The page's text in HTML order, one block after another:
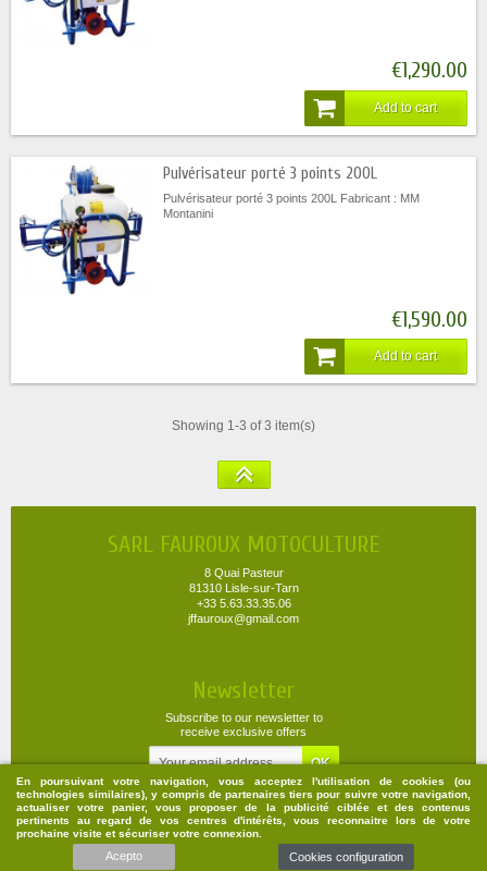
En poursuivant votre navigation, vous acceptez l'utilisation de cookies (ou
technologies similaires), y compris de partenaires tiers pour suivre votre navigation,
actualiser votre panier, vous proposer de la publicité ciblée et des contenus
pertinents au regard de vos centres d'intérêts, vous reconnaitre lors de votre
prochaine visite et sécuriser votre connexion.
Acepto Cookies configuration
€1,290.00
Add to cart
Pulvérisateur porté 3 points 200L
Pulvérisateur porté 3 points 200L Fabricant : MM
Montanini
€1,590.00
Add to cart
Showing 1-3 of 3 item(s)
SARL FAUROUX MOTOCULTURE
8 Quai Pasteur
81310 Lisle-sur-Tarn
+33 5.63.33.35.06
jffauroux@gmail.com
Newsletter
Subscribe to our newsletter to
receive exclusive offers
Merchant approved by Guaranteed Reviews Company,
attestation.